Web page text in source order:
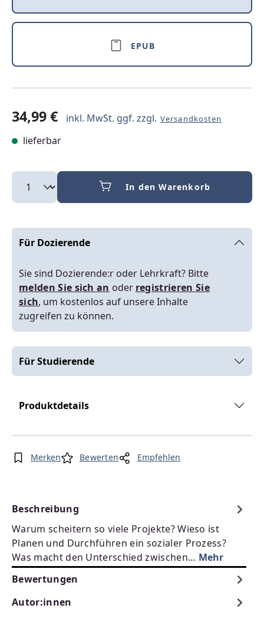
EPUB
34,99 € inkl. MwSt. ggf. zzgl. Versandkosten
lieferbar
In den Warenkorb
Für Dozierende
Sie sind Dozierende:r oder Lehrkraft? Bitte
melden Sie sich an oder registrieren Sie
sich, um kostenlos auf unsere Inhalte
zugreifen zu können.
Für Studierende
Produktdetails
Merken Bewerten Empfehlen
Beschreibung
Warum scheitern so viele Projekte? Wieso ist
Planen und Durchführen ein sozialer Prozess?
Was macht den Unterschied zwischen… Mehr
Bewertungen
Autor:innen